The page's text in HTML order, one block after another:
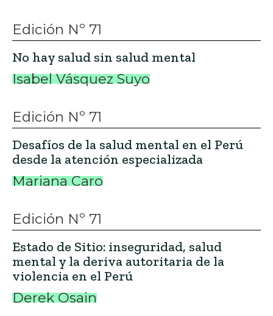
Edición Nº 71
No hay salud sin salud mental
Isabel Vásquez Suyo
Edición Nº 71
Desafíos de la salud mental en el Perú
desde la atención especializada
Mariana Caro
Edición Nº 71
Estado de Sitio: inseguridad, salud
mental y la deriva autoritaria de la
violencia en el Perú
Derek Osain